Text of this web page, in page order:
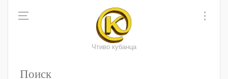
Чтиво кубанца